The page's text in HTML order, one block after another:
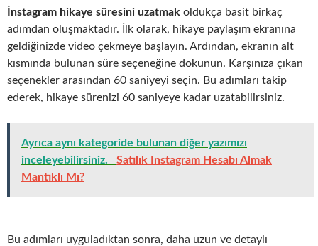
İnstagram hikaye süresini uzatmak oldukça basit birkaç
adımdan oluşmaktadır. İlk olarak, hikaye paylaşım ekranına
geldiğinizde video çekmeye başlayın. Ardından, ekranın alt
kısmında bulunan süre seçeneğine dokunun. Karşınıza çıkan
seçenekler arasından 60 saniyeyi seçin. Bu adımları takip
ederek, hikaye sürenizi 60 saniyeye kadar uzatabilirsiniz.
Ayrıca aynı kategoride bulunan diğer yazımızı
inceleyebilirsiniz.
Satılık Instagram Hesabı Almak
Mantıklı Mı?
Bu adımları uyguladıktan sonra, daha uzun ve detaylı